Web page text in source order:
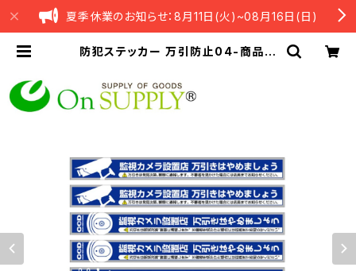
夏季休業のお知らせ：8月11日(火)~08月16日(日)
防犯ステッカー 万引防止04-商品管
nin 正規販売代理店OnSQUARE
（公式｜オンスクエア販売サイト）